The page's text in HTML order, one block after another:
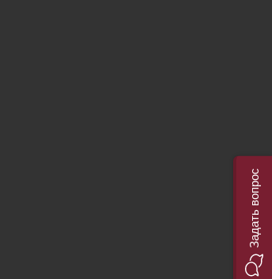
Задать вопрос